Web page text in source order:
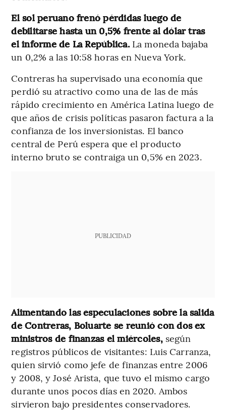
El sol peruano frenó pérdidas luego de
debilitarse hasta un 0,5% frente al dólar tras
el informe de La República. La moneda bajaba
un 0,2% a las 10:58 horas en Nueva York.
Contreras ha supervisado una economía que
perdió su atractivo como una de las de más
rápido crecimiento en América Latina luego de
que años de crisis políticas pasaron factura a la
confianza de los inversionistas. El banco
central de Perú espera que el producto
interno bruto se contraiga un 0,5% en 2023.
PUBLICIDAD
Alimentando las especulaciones sobre la salida
de Contreras, Boluarte se reunió con dos ex
ministros de finanzas el miércoles, según
registros públicos de visitantes: Luis Carranza,
quien sirvió como jefe de finanzas entre 2006
y 2008, y José Arista, que tuvo el mismo cargo
durante unos pocos días en 2020. Ambos
sirvieron bajo presidentes conservadores.